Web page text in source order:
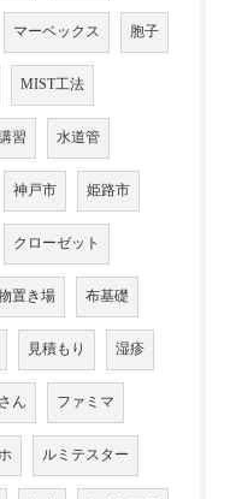
マーベックス 胞子
MIST工法
習 水道管
神戸市 姫路市
クローゼット
置き場 布基礎
見積もり 湿疹
ん ファミマ
ルミテスター